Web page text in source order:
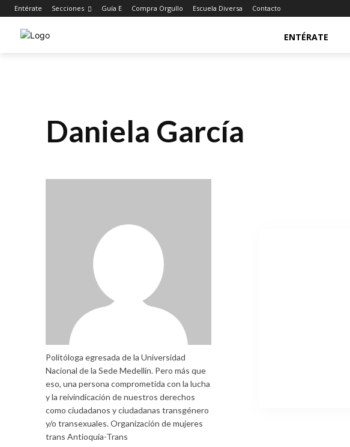
Entérate Secciones Guía E Compra Orgullo Escuela Diversa Contacto
ENTÉRATE
Daniela García
Politóloga egresada de la Universidad
Nacional de la Sede Medellín. Pero más que
eso, una persona comprometida con la lucha
y la reivindicación de nuestros derechos
como ciudadanos y ciudadanas transgénero
y/o transexuales. Organización de mujeres
trans Antioquia-Trans